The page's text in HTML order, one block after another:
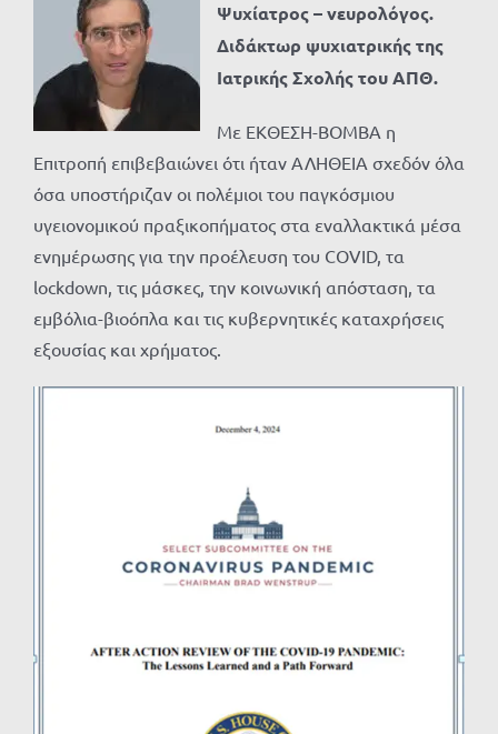
Ψυχίατρος – νευρολόγος.
Διδάκτωρ ψυχιατρικής της
Ιατρικής Σχολής του ΑΠΘ.
Με ΕΚΘΕΣΗ-ΒΟΜΒΑ η
Επιτροπή επιβεβαιώνει ότι ήταν ΑΛΗΘΕΙΑ σχεδόν όλα
όσα υποστήριζαν οι πολέμιοι του παγκόσμιου
υγειονομικού πραξικοπήματος στα εναλλακτικά μέσα
ενημέρωσης για την προέλευση του COVID, τα
lockdown, τις μάσκες, την κοινωνική απόσταση, τα
εμβόλια-βιοόπλα και τις κυβερνητικές καταχρήσεις
εξουσίας και χρήματος.